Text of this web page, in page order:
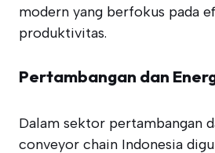
modern yang berfokus pada
produktivitas.
Pertambangan dan
Dalam sektor pertambangan
conveyor chain Indonesia